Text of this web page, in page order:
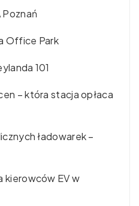
Poznań
Office Park
101
– która stacja opłaca
ładowarek –
kierowców EV w